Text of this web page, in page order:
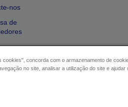
nos
de
Identificação do vendedor
cookies", concorda com o armazenamento de
no site, analisar a utilização do site e ajudar